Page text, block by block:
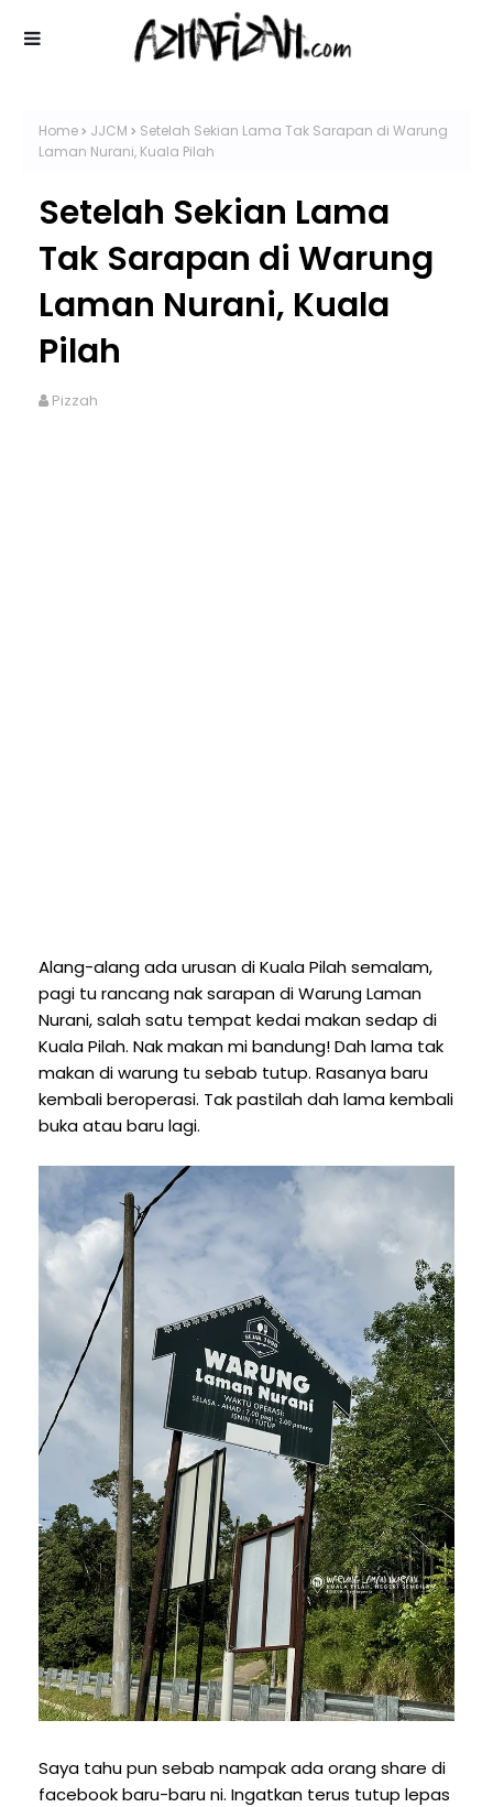
Home JJCM
Setelah Sekian Lama Tak Sarapan di Warung
Laman Nurani, Kuala Pilah
Setelah Sekian Lama
Tak Sarapan di Warung
Laman Nurani, Kuala
Pilah
Pizzah
Alang-alang ada urusan di Kuala Pilah semalam,
pagi tu rancang nak sarapan di Warung Laman
Nurani, salah satu tempat kedai makan sedap di
Kuala Pilah. Nak makan mi bandung! Dah lama tak
makan di warung tu sebab tutup. Rasanya baru
kembali beroperasi. Tak pastilah dah lama kembali
buka atau baru lagi.
Saya tahu pun sebab nampak ada orang share di
facebook baru-baru ni. Ingatkan terus tutup lepas